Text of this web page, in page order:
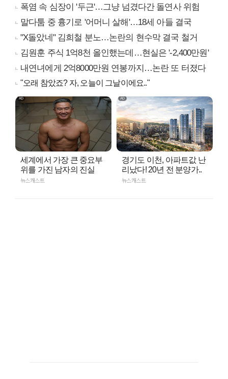
폭염 속 심장이 '두근'…그냥 넘겼다간 돌연사 위험
말다툼 중 흉기로 '어머니 살해'…18세 아들 결국
"X돌았네" 김희철 분노…논란의 현수막 결국 철거
김원훈 주식 1억8천 올인했는데…현실은 '-2,400만원'
내연녀에게 2억8000만원 연봉까지…논란 또 터졌다
"오래 참았죠? 자, 오늘이 그날이에요.."
세계에서 가장 큰 중요부
위를 가진 남자의 진실
뉴스캐스트
경기도 이천, 아파트값 난
리났다! 20년 전 분양가..
뉴스캐스트